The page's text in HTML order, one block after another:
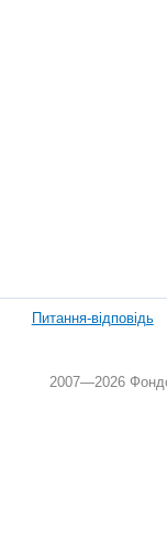
Питання-відповідь
2007—2026